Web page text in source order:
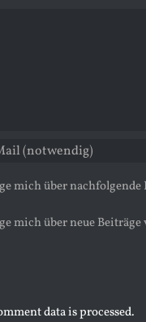
mich über
mich über neue
data is processed.